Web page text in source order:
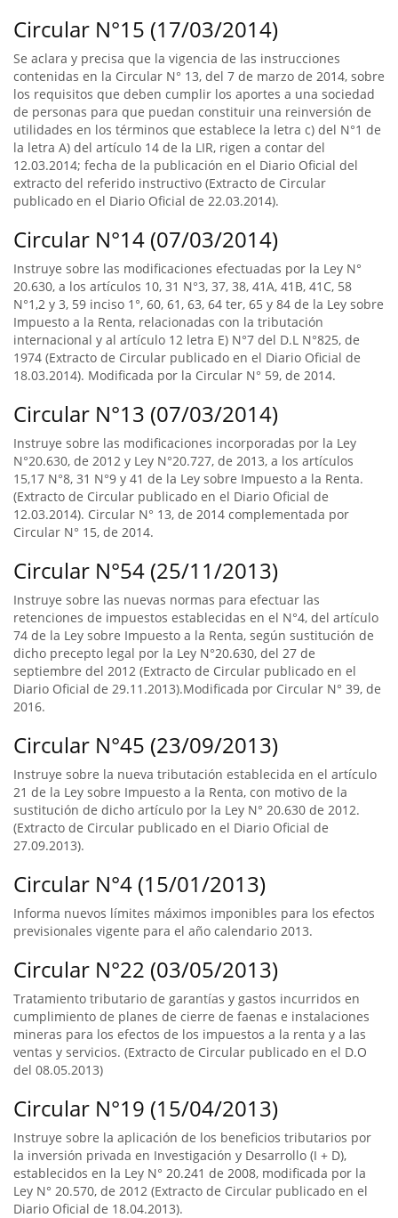
Circular N°15 (17/03/2014)
Se aclara y precisa que la vigencia de las instrucciones
contenidas en la Circular N° 13, del 7 de marzo de 2014, sobre
los requisitos que deben cumplir los aportes a una sociedad
de personas para que puedan constituir una reinversión de
utilidades en los términos que establece la letra c) del N°1 de
la letra A) del artículo 14 de la LIR, rigen a contar del
12.03.2014; fecha de la publicación en el Diario Oficial del
extracto del referido instructivo (Extracto de Circular
publicado en el Diario Oficial de 22.03.2014).
Circular N°14 (07/03/2014)
Instruye sobre las modificaciones efectuadas por la Ley N°
20.630, a los artículos 10, 31 N°3, 37, 38, 41A, 41B, 41C, 58
N°1,2 y 3, 59 inciso 1°, 60, 61, 63, 64 ter, 65 y 84 de la Ley sobre
Impuesto a la Renta, relacionadas con la tributación
internacional y al artículo 12 letra E) N°7 del D.L N°825, de
1974 (Extracto de Circular publicado en el Diario Oficial de
18.03.2014). Modificada por la Circular N° 59, de 2014.
Circular N°13 (07/03/2014)
Instruye sobre las modificaciones incorporadas por la Ley
N°20.630, de 2012 y Ley N°20.727, de 2013, a los artículos
15,17 N°8, 31 N°9 y 41 de la Ley sobre Impuesto a la Renta.
(Extracto de Circular publicado en el Diario Oficial de
12.03.2014). Circular N° 13, de 2014 complementada por
Circular N° 15, de 2014.
Circular N°54 (25/11/2013)
Instruye sobre las nuevas normas para efectuar las
retenciones de impuestos establecidas en el N°4, del artículo
74 de la Ley sobre Impuesto a la Renta, según sustitución de
dicho precepto legal por la Ley N°20.630, del 27 de
septiembre del 2012 (Extracto de Circular publicado en el
Diario Oficial de 29.11.2013).Modificada por Circular N° 39, de
2016.
Circular N°45 (23/09/2013)
Instruye sobre la nueva tributación establecida en el artículo
21 de la Ley sobre Impuesto a la Renta, con motivo de la
sustitución de dicho artículo por la Ley N° 20.630 de 2012.
(Extracto de Circular publicado en el Diario Oficial de
27.09.2013).
Circular N°4 (15/01/2013)
Informa nuevos límites máximos imponibles para los efectos
previsionales vigente para el año calendario 2013.
Circular N°22 (03/05/2013)
Tratamiento tributario de garantías y gastos incurridos en
cumplimiento de planes de cierre de faenas e instalaciones
mineras para los efectos de los impuestos a la renta y a las
ventas y servicios. (Extracto de Circular publicado en el D.O
del 08.05.2013)
Circular N°19 (15/04/2013)
Instruye sobre la aplicación de los beneficios tributarios por
la inversión privada en Investigación y Desarrollo (I + D),
establecidos en la Ley N° 20.241 de 2008, modificada por la
Ley N° 20.570, de 2012 (Extracto de Circular publicado en el
Diario Oficial de 18.04.2013).